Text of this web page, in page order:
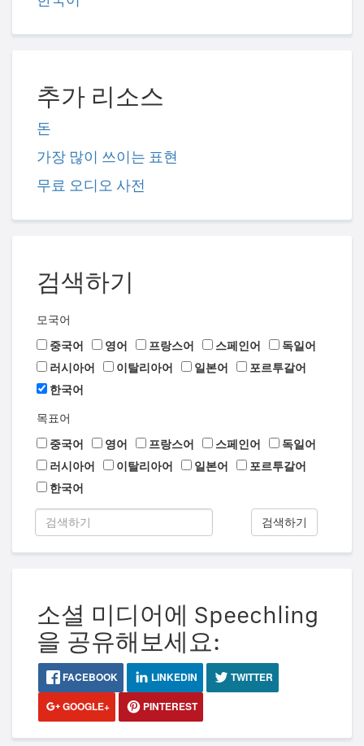
추가 리소스
돈
가장 많이 쓰이는 표현
무료 오디오 사전
검색하기
모국어
중국어
영어 프랑스어 스페인어
독일어
러시아어
이탈리아어 일본어
포르투갈어
한국어
목표어
중국어
영어 프랑스어 스페인어
독일어
러시아어
이탈리아어 일본어
포르투갈어
한국어
검색하기
소셜 미디어에 Speechling
을 공유해보세요:
FACEBOOK LINKEDIN
TWITTER
GOOGLE+
PINTEREST